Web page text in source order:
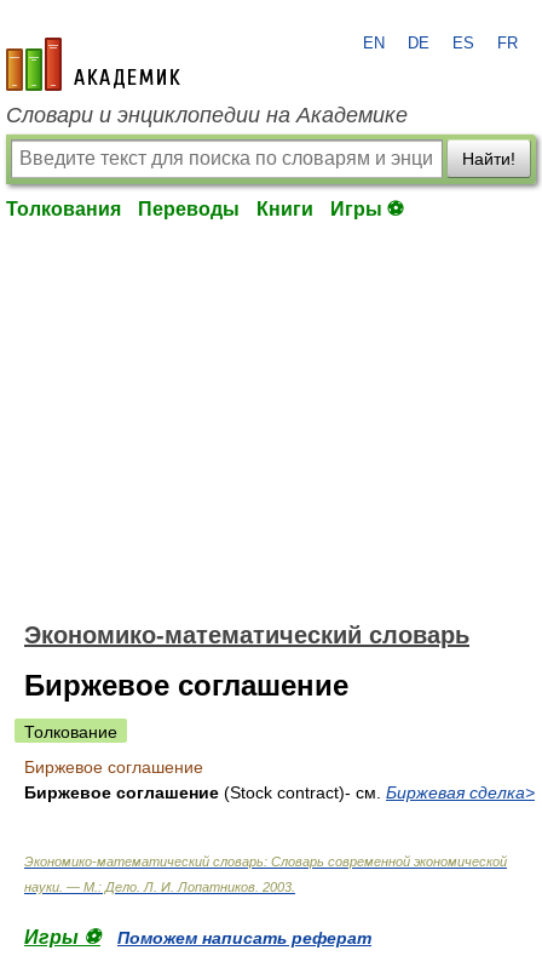
academic.ru
EN DE ES FR
Словари и энциклопедии на Академике
Найти!
Толкования Переводы Книги Игры ⚽
Экономико-математический словарь
Биржевое соглашение
Толкование
Биржевое соглашение
Биржевое соглашение (Stock contract)- см. Биржевая сделка>
Экономико-математический словарь: Словарь современной экономической
науки. — М.: Дело Л. И. Лопатников 2003
Игры ⚽
Поможем написать реферат